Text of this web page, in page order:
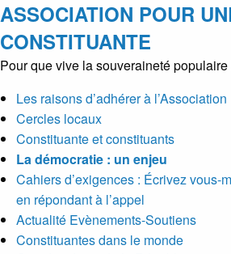
ASSOCIATION POUR
CONSTITUANTE
Pour que vive la souveraineté populaire
Les raisons d’adhérer à l’Association
Cercles locaux
Constituante et constituants
La démocratie : un enjeu
Cahiers d’exigences : Écrivez vous-
en répondant à l’appel
Actualité Evènements-Soutiens
Constituantes dans le monde